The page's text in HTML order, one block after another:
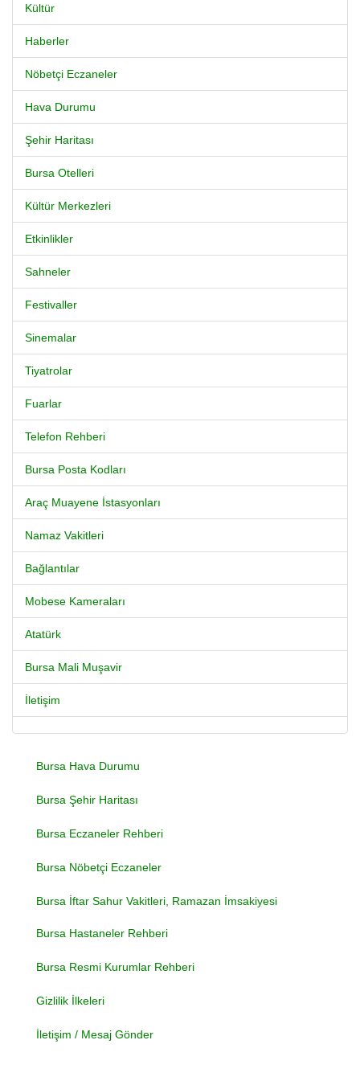
Kültür
Haberler
Nöbetçi Eczaneler
Hava Durumu
Şehir Haritası
Bursa Otelleri
Kültür Merkezleri
Etkinlikler
Sahneler
Festivaller
Sinemalar
Tiyatrolar
Fuarlar
Telefon Rehberi
Bursa Posta Kodları
Araç Muayene İstasyonları
Namaz Vakitleri
Bağlantılar
Mobese Kameraları
Atatürk
Bursa Mali Muşavir
İletişim
Bursa Hava Durumu
Bursa Şehir Haritası
Bursa Eczaneler Rehberi
Bursa Nöbetçi Eczaneler
Bursa İftar Sahur Vakitleri, Ramazan İmsakiyesi
Bursa Hastaneler Rehberi
Bursa Resmi Kurumlar Rehberi
Gizlilik İlkeleri
İletişim / Mesaj Gönder